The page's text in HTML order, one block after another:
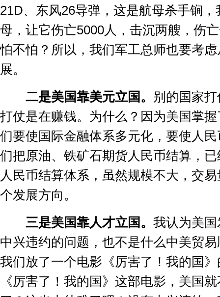
21D、东风26导弹，这是航母杀手锏
母，让它伤亡5000人，击沉两艘，伤
怕不怕？所以，我们军工总师也要考
展。
二是美国靠美元立国。 别的国家
打仗是在赚钱。为什么？因为美国掌
们要使国际金融体系多元化，要使人
们把原油、铁矿石期货人民币结算，
人民币结算体系，虽然规模不大，交
个发展方向。
三是美国靠人才立国。 我认为美
中兴违约的问题，也不是什么中美贸
我们放了一个电影《厉害了！我的国
《厉害了！我的国》这部电影，美国